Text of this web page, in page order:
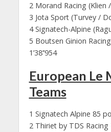
2 Morand Racing (Klien /
3 Jota Sport (Turvey /
4 Signatech-Alpine
5 Boutsen Ginion
1’38’’954
European Le
Teams
1 Signatech Alpine 85
2 Thiriet by TDS